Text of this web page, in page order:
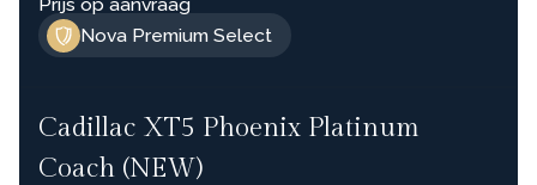
Nova Premium Select
Cadillac XT5 Phoenix Platinum
Coach (NEW)